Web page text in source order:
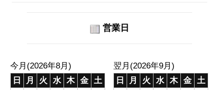
営業日
今月(2026年8月)
日
月 火 水 木 金 土
翌月(2026年9月)
日
月 火 水 木 金
土